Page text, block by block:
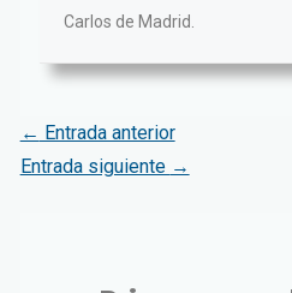
Carlos de Madrid.
← Entrada anterior
Entrada siguiente →